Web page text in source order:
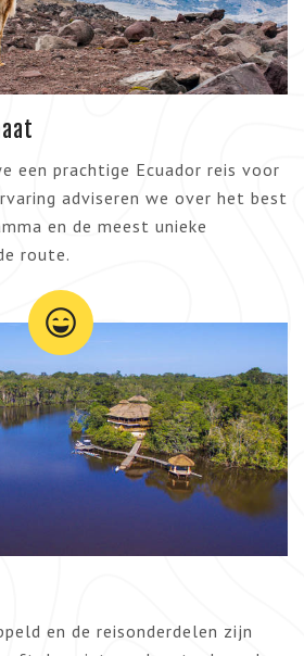
een prachtige Ecuador reis voor
adviseren we over het best
en de meest unieke
route.
en de reisonderdelen zijn